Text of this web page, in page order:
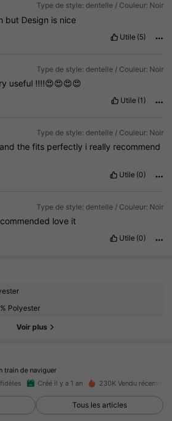
Type de style: dentelle / Couleur: Noir
but Design is nice
Utile (5)
Type de style: dentelle / Couleur: Noir
useful !!!!😍😍😍😍
Utile (1)
Type de style: dentelle / Couleur: Noir
andthefits perfectly i really recommend
Utile (0)
Type de style: dentelle / Couleur: Noir
love it
Utile (0)
Polyester
Voir plus
train de naviguer
Créé il y a 1 an 230K Vendu
Tous les articles